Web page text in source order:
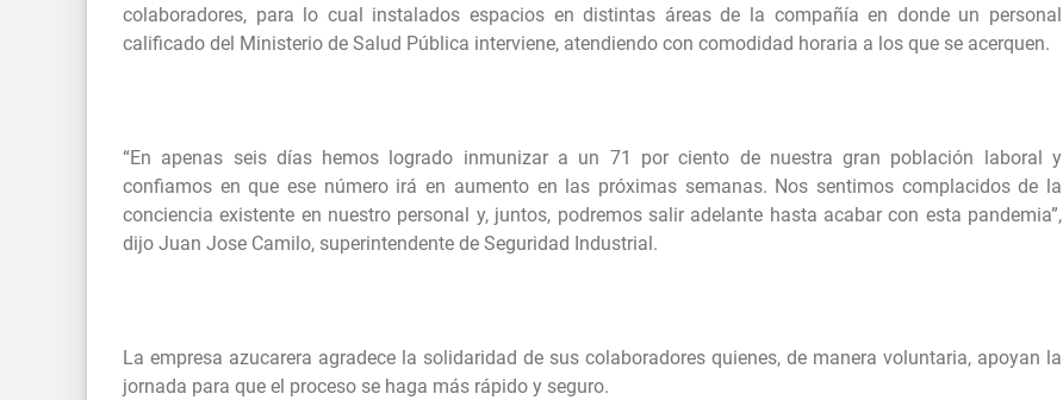
colaboradores, para lo cual instalados espacios en distintas áreas de la compañía en donde un personal
calificado del Ministerio de Salud Pública interviene, atendiendo con comodidad horaria a los que se acerquen.
“En apenas seis días hemos logrado inmunizar a un 71 por ciento de nuestra gran población laboral y
confiamos en que ese número irá en aumento en las próximas semanas. Nos sentimos complacidos de la
conciencia existente en nuestro personal y, juntos, podremos salir adelante hasta acabar con esta pandemia”,
dijo Juan Jose Camilo, superintendente de Seguridad Industrial.
La empresa azucarera agradece la solidaridad de sus colaboradores quienes, de manera voluntaria, apoyan la
jornada para que el proceso se haga más rápido y seguro.